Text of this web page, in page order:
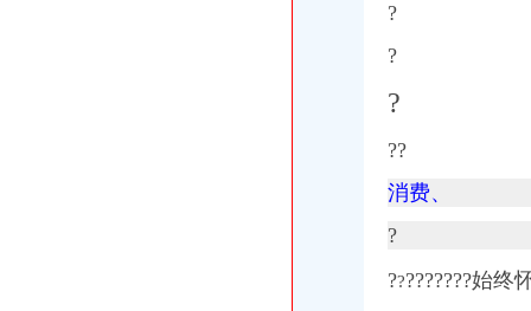
?
?
?
??
消费、
?
?????????始终